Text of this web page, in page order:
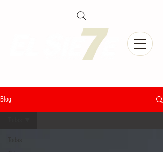
Blog